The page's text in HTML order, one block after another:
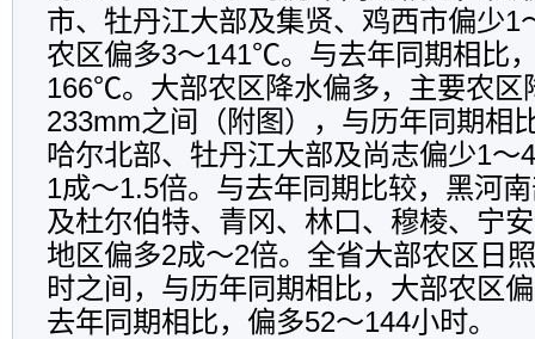
市、牡丹江大部及集贤、鸡西市偏少1
农区偏多3～141℃。与去年同期相比
166℃。大部农区降水偏多，主要农区
233mm之间（附图），与历年同期相
哈尔北部、牡丹江大部及尚志偏少1～4
1成～1.5倍。与去年同期比较，黑河
及杜尔伯特、青冈、林口、穆棱、宁
地区偏多2成～2倍。全省大部农区日
时之间，与历年同期相比，大部农区
去年同期相比，偏多52～144小时。